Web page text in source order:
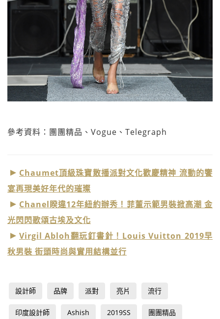
參考資料：團團精品、Vogue、Telegraph
Chaumet頂級珠寶散播派對文化歡慶精神 流動的饗
宴再現美好年代的璀璨
Chanel睽違12年紐約辦秀！菲董示範男裝掀高潮 金
光閃閃歌頌古埃及文化
Virgil Abloh翻玩釘書針！Louis Vuitton 2019早
秋男裝 街頭時尚與實用結構並行
設計師 品牌 派對 亮片 流行
印度設計師 Ashish 2019SS 團團精品